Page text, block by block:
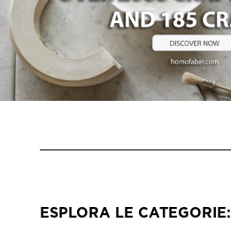
ESPLORA LE CATEGORIE: